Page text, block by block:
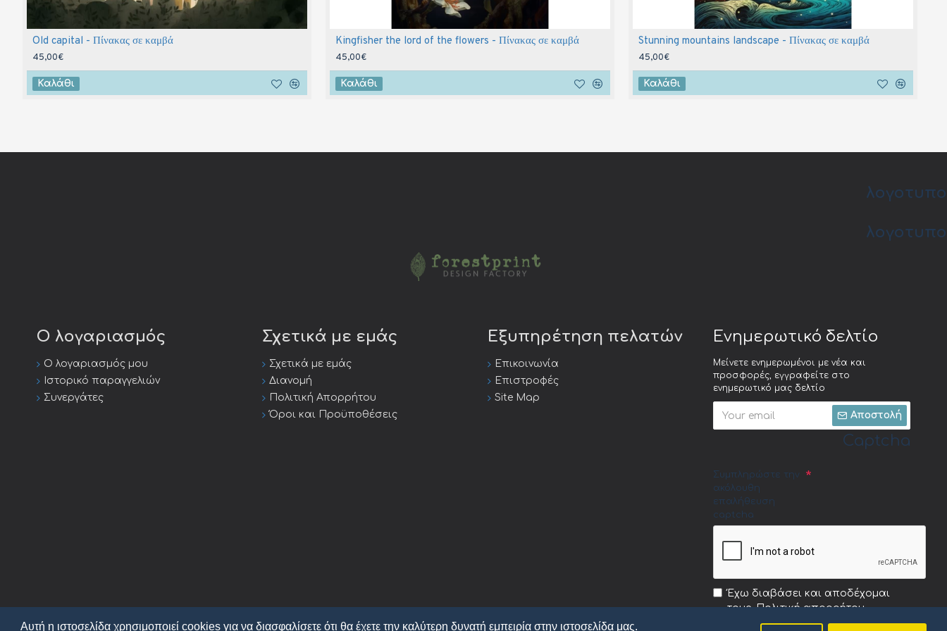
Αυτή η ιστοσελίδα χρησιμοποιεί cookies για να διασφαλίσετε ότι θα έχετε την καλύτερη δυνατή εμπειρία στην ιστοσελίδα μας.
Old capital - Πίνακας σε καμβά
45,00€
Καλάθι
Kingfisher the lord of the flowers - Πίνακας σε καμβά
45,00€
Καλάθι
Stunning mountains landscape - Πίνακας σε καμβά
45,00€
Καλάθι
λογοτυπο
λογοτυπο
Ο λογαριασμός
Ο λογαριασμός μου
Ιστορικό παραγγελιών
Συνεργάτες
Σχετικά με εμάς
Σχετικά με εμάς
Διανομή
Πολιτική Απορρήτου
Όροι και Προϋποθέσεις
Εξυπηρέτηση πελατών
Επικοινωνία
Επιστροφές
Site Map
Ενημερωτικό δελτίο
Μείνετε ενημερωμένοι με νέα και
προσφορές, εγγραφείτε στο
ενημερωτικό μας δελτίο
Αποστολή
Captcha
Συμπληρώστε την
ακόλουθη
επαλήθευση
captcha
Έχω διαβάσει και αποδέχομαι
τους Πολιτική απορρήτου